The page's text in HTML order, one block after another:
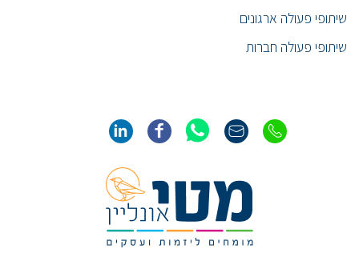
שיתופי פעולה ארגונים
שיתופי פעולה חברות